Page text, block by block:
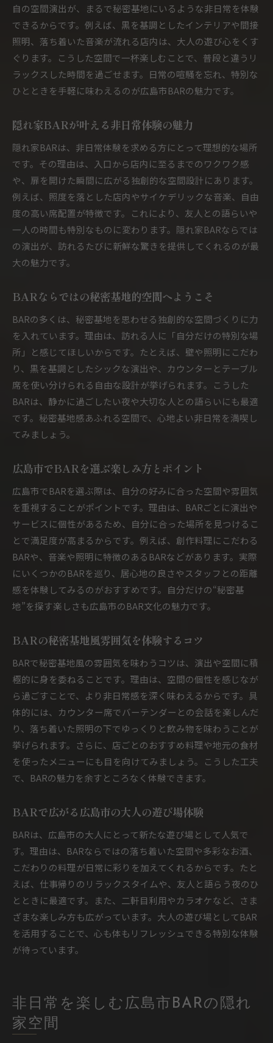
隠れ家BARで大人のひとときを満喫しよう
秘密基地風BARが広島で人気の理由とは
BARが秘密基地風で人気を集める理由を解説
広島市のBARが秘密基地感で選ばれる背景
秘密基地風BARで得られる特別な安心感
広島市で秘密基地風BARが注目されるワケ
日常を離れてBARで過ごす特別な夜
BARで日常を忘れる特別な夜の過ごし方
広島市BARで心落ち着く夜を満喫しよう
秘密基地風BARで叶える癒やしの時間
BARで非日常へ誘う大人のリラックス体験
広島市BARで感じる特別な夜の魅力
隠れ家的BARで叶える心地よいひととき
隠れ家BARで静かに楽しむ大人の時間
BARで叶う自分だけの特別なひととき
広島市BARで味わう極上のリラックス
BARの隠れ家空間が演出する癒やし体験
広島市のBARで秘密基地気分を満喫する方法
BARで秘密基地気分を楽しむための工夫
BARで秘密基地体験を深めるポイント
広島市BARで叶う秘密基地的ひととき
BARで自分だけの秘密基地を見つけるコツ
BARで出会う独創的な空間の魅力を解説
BARが演出する独創的な空間の秘密とは
広島市BARの個性的な内装や演出を解説
秘密基地風BARで味わう唯一無二の魅力
広島市BARで発見する斬新な雰囲気体験
BAR独特の世界観が創る非日常の空間
秘密基地感満載のBARを選ぶポイント
BARで秘密基地感を楽しむ選び方のコツ
広島市BARで隠れ家空間を見極める方法
秘密基地風BARを選ぶ際の注目ポイント
BARで非日常体験を叶える選び方ガイド
広島市で秘密基地感のあるBARを探すコツ
自の空間演出が、まるで秘密基地にいるような非日常を体験
できるからです。例えば、黒を基調としたインテリアや間接
照明、落ち着いた音楽が流れる店内は、大人の遊び心をくす
ぐります。こうした空間で一杯楽しむことで、普段と違うリ
ラックスした時間を過ごせます。日常の喧騒を忘れ、特別な
ひとときを手軽に味わえるのが広島市BARの魅力です。
隠れ家BARが叶える非日常体験の魅力
隠れ家BARは、非日常体験を求める方にとって理想的な場所
です。その理由は、入口から店内に至るまでのワクワク感
や、扉を開けた瞬間に広がる独創的な空間設計にあります。
例えば、照度を落とした店内やサイケデリックな音楽、自由
度の高い席配置が特徴です。これにより、友人との語らいや
一人の時間も特別なものに変わります。隠れ家BARならでは
の演出が、訪れるたびに新鮮な驚きを提供してくれるのが最
大の魅力です。
BARならではの秘密基地的空間へようこそ
BARの多くは、秘密基地を思わせる独創的な空間づくりに力
を入れています。理由は、訪れる人に「自分だけの特別な場
所」と感じてほしいからです。たとえば、壁や照明にこだわ
り、黒を基調としたシックな演出や、カウンターとテーブル
席を使い分けられる自由な設計が挙げられます。こうした
BARは、静かに過ごしたい夜や大切な人との語らいにも最適
です。秘密基地感あふれる空間で、心地よい非日常を満喫し
てみましょう。
広島市でBARを選ぶ楽しみ方とポイント
広島市でBARを選ぶ際は、自分の好みに合った空間や雰囲気
を重視することがポイントです。理由は、BARごとに演出や
サービスに個性があるため、自分に合った場所を見つけるこ
とで満足度が高まるからです。例えば、創作料理にこだわる
BARや、音楽や照明に特徴のあるBARなどがあります。実際
にいくつかのBARを巡り、居心地の良さやスタッフとの距離
感を体験してみるのがおすすめです。自分だけの“秘密基
地”を探す楽しさも広島市のBAR文化の魅力です。
BARの秘密基地風雰囲気を体験するコツ
BARで秘密基地風の雰囲気を味わうコツは、演出や空間に積
極的に身を委ねることです。理由は、空間の個性を感じなが
ら過ごすことで、より非日常感を深く味わえるからです。具
体的には、カウンター席でバーテンダーとの会話を楽しんだ
り、落ち着いた照明の下でゆっくりと飲み物を味わうことが
挙げられます。さらに、店ごとのおすすめ料理や地元の食材
を使ったメニューにも目を向けてみましょう。こうした工夫
で、BARの魅力を余すところなく体験できます。
BARで広がる広島市の大人の遊び場体験
BARは、広島市の大人にとって新たな遊び場として人気で
す。理由は、BARならではの落ち着いた空間や多彩なお酒、
こだわりの料理が日常に彩りを加えてくれるからです。たと
えば、仕事帰りのリラックスタイムや、友人と語らう夜のひ
とときに最適です。また、二軒目利用やカラオケなど、さま
ざまな楽しみ方も広がっています。大人の遊び場としてBAR
を活用することで、心も体もリフレッシュできる特別な体験
が待っています。
非日常を楽しむ広島市BARの隠れ
家空間